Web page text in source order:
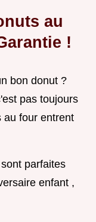
au
!
bon donut ?
pas toujours
au four entrent
parfaites
enfant ,